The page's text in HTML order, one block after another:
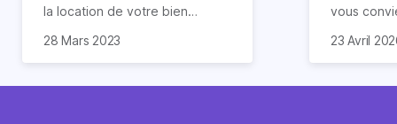
la location de votre bien
quelles sont vos obligations en
avantages et inconvénients
28 Mars 2023
vous
23 Avril